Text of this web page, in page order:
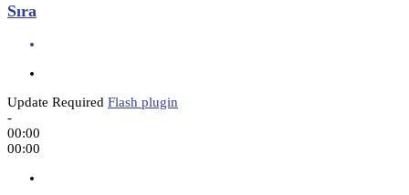
Sıra
Update Required Flash plugin
-
00:00
00:00